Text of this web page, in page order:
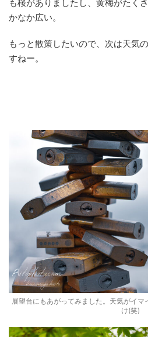
も桜がありましたし、黄梅がたく
かなか広い。
もっと散策したいので、次は天気
すねー。
展望台にもあがってみました。天気がイ
け(笑)